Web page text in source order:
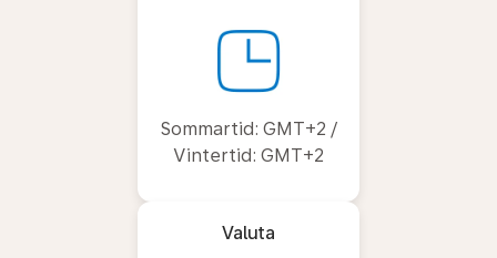
Sommartid: GMT+2 /
Vintertid: GMT+2
Valuta